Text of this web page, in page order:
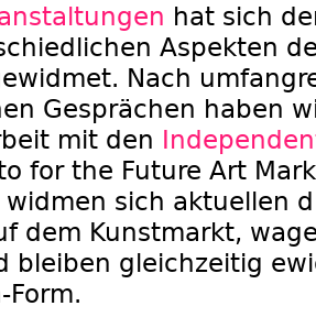
hat sich
Aspekten
Nach
Gesprächen haben
mit den
for the Future Art
widmen sich aktuellen
dem Kunstmarkt,
bleiben gleichzeitig